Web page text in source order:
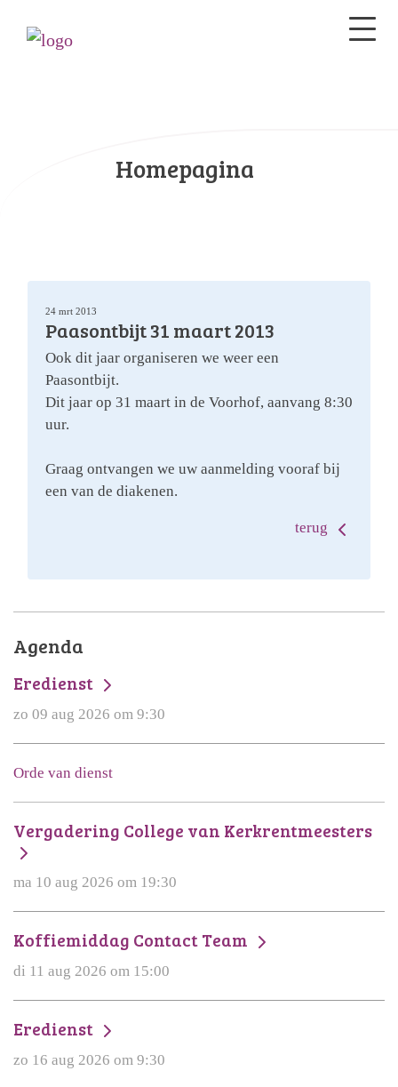
Homepagina
24 mrt 2013
Paasontbijt 31 maart 2013
Ook dit jaar organiseren we weer een
Paasontbijt.
Dit jaar op 31 maart in de Voorhof, aanvang 8:30
uur.
Graag ontvangen we uw aanmelding vooraf bij
een van de diakenen.
terug
Agenda
Eredienst
zo 09 aug 2026 om 9:30
Orde van dienst
Vergadering College van Kerkrentmeesters
ma 10 aug 2026 om 19:30
Koffiemiddag Contact Team
di 11 aug 2026 om 15:00
Eredienst
zo 16 aug 2026 om 9:30